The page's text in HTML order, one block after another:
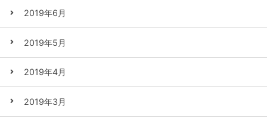
2019年6月
2019年5月
2019年4月
2019年3月